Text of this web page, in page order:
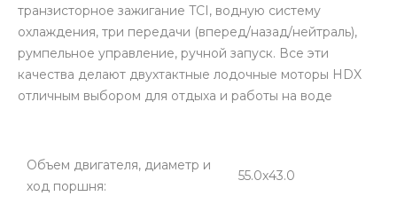
транзисторное зажигание TCI, водную систему
охлаждения, три передачи (вперед/назад/нейтраль),
румпельное управление, ручной запуск. Все эти
качества делают двухтактные лодочные моторы HDX
отличным выбором для отдыха и работы на воде
Объем двигателя, диаметр и
ход поршня:
55.0x43.0